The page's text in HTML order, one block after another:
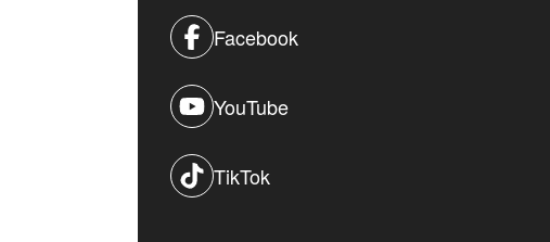
Facebook
YouTube
TikTok